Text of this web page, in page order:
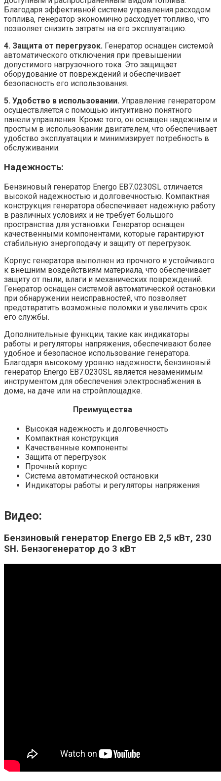
Благодаря эффективной системе управления расходом
топлива, генератор экономично расходует топливо, что
позволяет снизить затраты на его эксплуатацию.
4. Защита от перегрузок. Генератор оснащен системой
автоматического отключения при превышении
допустимого нагрузочного тока. Это защищает
оборудование от повреждений и обеспечивает
безопасность его использования.
5. Удобство в использовании. Управление генератором
осуществляется с помощью интуитивно понятного
панели управления. Кроме того, он оснащен надежным и
простым в использовании двигателем, что обеспечивает
удобство эксплуатации и минимизирует потребность в
обслуживании.
Надежность:
Бензиновый генератор Energo EB7.0230SL отличается
высокой надежностью и долговечностью. Компактная
конструкция генератора обеспечивает надежную работу
в различных условиях и не требует большого
пространства для установки. Генератор оснащен
качественными компонентами, которые гарантируют
стабильную энергоподачу и защиту от перегрузок.
Корпус генератора выполнен из прочного и устойчивого
к внешним воздействиям материала, что обеспечивает
защиту от пыли, влаги и механических повреждений.
Генератор оснащен системой автоматической остановки
при обнаружении неисправностей, что позволяет
предотвратить возможные поломки и увеличить срок
его службы.
Дополнительные функции, такие как индикаторы
работы и регуляторы напряжения, обеспечивают более
удобное и безопасное использование генератора.
Благодаря высокому уровню надежности, бензиновый
генератор Energo EB7.0230SL является незаменимым
инструментом для обеспечения электроснабжения в
доме, на даче или на стройплощадке.
Преимущества
Высокая надежность и долговечность
Компактная конструкция
Качественные компоненты
Защита от перегрузок
Прочный корпус
Система автоматической остановки
Индикаторы работы и регуляторы напряжения
Видео:
Бензиновый генератор Energo EB 2,5 кВт, 230
SH. Бензогенератор до 3 кВт